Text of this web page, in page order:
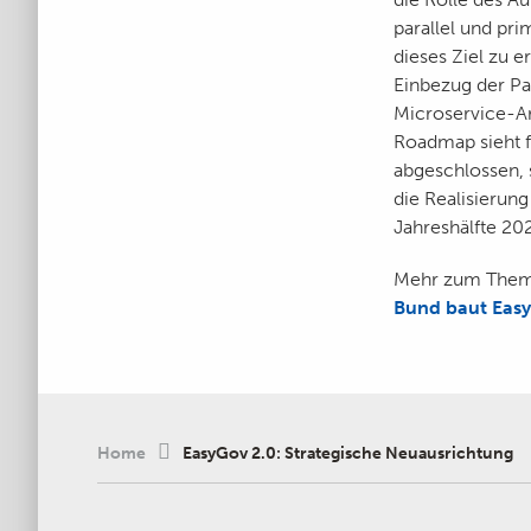
parallel und
dieses Ziel zu
Einbezug der
Microservice-
Roadmap sieht
die
Jahreshälfte
Mehr zum
Bund baut
Home EasyGov 2.0: Strategische Neuausrichtung